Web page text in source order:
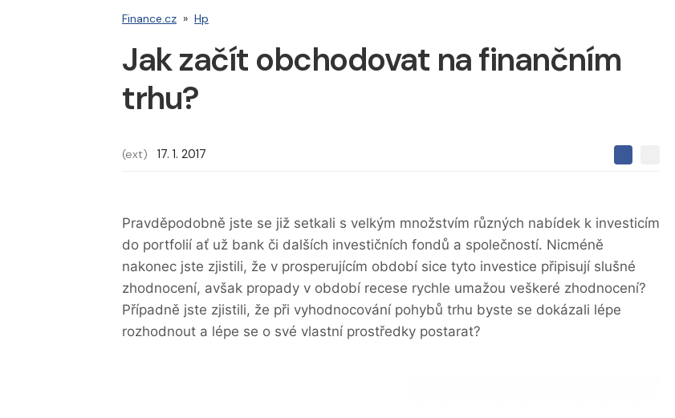
Finance.cz » Hp
Jak začít obchodovat na finančním
trhu?
(ext) 17. 1. 2017
S
l
t
S
j
n
a
F
a
j
Pravděpodobně jste se již setkali s velkým množstvím různých nabídek k investicím
do portfolií ať už bank či dalších investičních fondů a společností. Nicméně
nakonec jste zjistili, že v prosperujícím období sice tyto investice připisují slušné
zhodnocení, avšak propady v období recese rychle umažou veškeré zhodnocení?
Případně jste zjistili, že při vyhodnocování pohybů trhu byste se dokázali lépe
rozhodnout a lépe se o své vlastní prostředky postarat?